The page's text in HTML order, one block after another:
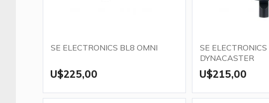
SE ELECTRONICS BL8 OMNI
U$225,00
SE
DYNACASTER
U$215,00